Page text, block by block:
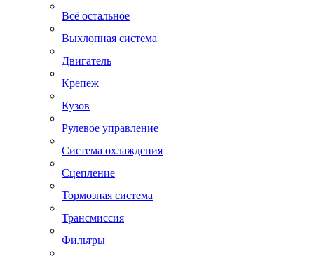
Всё остальное
Выхлопная система
Двигатель
Крепеж
Кузов
Рулевое управление
Система охлаждения
Сцепление
Тормозная система
Трансмиссия
Фильтры